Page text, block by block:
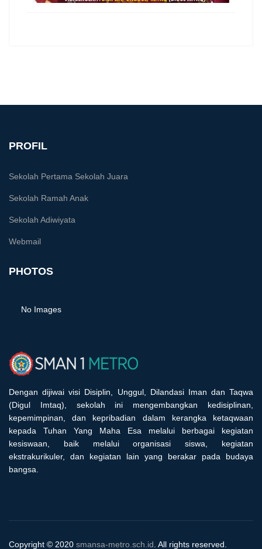
PROFIL
Sekolah Pertama Sekolah Juara
Sekolah Ramah Anak
Sekolah Adiwiyata
Webmail
PHOTOS
No Images
Dengan dijiwai visi Disiplin, Unggul, Dilandasi Iman dan Taqwa
(Digul Imtaq), sekolah ini mengembangkan kedisiplinan,
kepemimpinan, dan kepribadian dalam kerangka ketaqwaan
kepada Tuhan Yang Maha Esa melalui berbagai kegiatan
kesiswaan, baik melalui organisasi siswa, kegiatan
ekstrakurikuler, dan kegiatan lain yang berakar pada budaya
bangsa.
Copyright © 2020 smansa-metro.sch.id . All rights reserved.